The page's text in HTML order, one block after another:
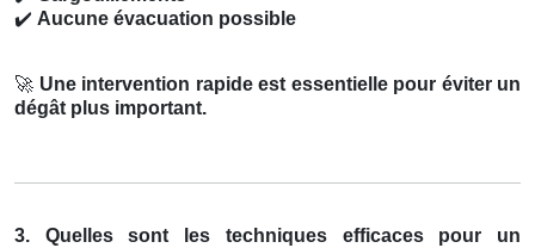
✔️ Aucune évacuation possible
🚀 Une intervention rapide est essentielle pour éviter un
dégât plus important.
3. Quelles sont les techniques efficaces pour un